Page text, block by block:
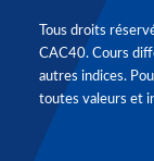
Tous droits
CAC40. Cours
autres indices.
toutes valeurs et